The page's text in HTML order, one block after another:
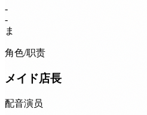
-
-
ま
角色/职责
メイド店長
配音演员